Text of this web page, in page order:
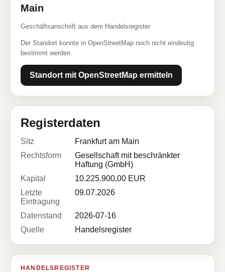
Main
Geschäftsanschrift aus dem Handelsregister
Der Standort konnte in OpenStreetMap noch nicht eindeutig
bestimmt werden.
Standort mit OpenStreetMap ermitteln
Registerdaten
Sitz
Frankfurt am Main
Rechtsform
Gesellschaft mit beschränkter
Haftung (GmbH)
Kapital
10.225.900,00 EUR
Letzte
Eintragung
09.07.2026
Datenstand
2026-07-16
Quelle
Handelsregister
HANDELSREGISTER